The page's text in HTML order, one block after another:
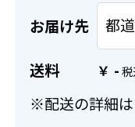
お届け先
送料 ￥ -
※配送の詳細は